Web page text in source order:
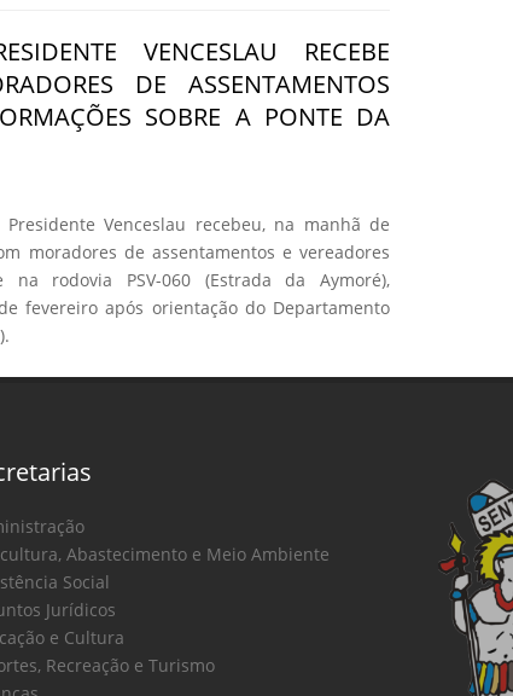
VENCESLAU RECEBE
DE ASSENTAMENTOS
SOBRE A PONTE DA
Venceslau recebeu, na manhã de
moradores de assentamentos e vereadores
rodovia PSV-060 (Estrada da Aymoré),
fevereiro após orientação do Departamento
Abastecimento e Meio Ambiente
Social
Jurídicos
e Cultura
Recreação e Turismo